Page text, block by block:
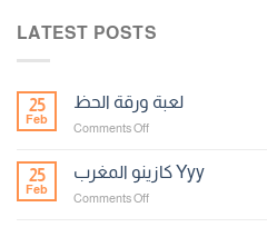
LATEST POSTS
25
Feb
لعبة ورقة الحظ
Comments Offon
ورقة
الحظ
25
Feb
كازينو المغرب Yyy
Comments Offon